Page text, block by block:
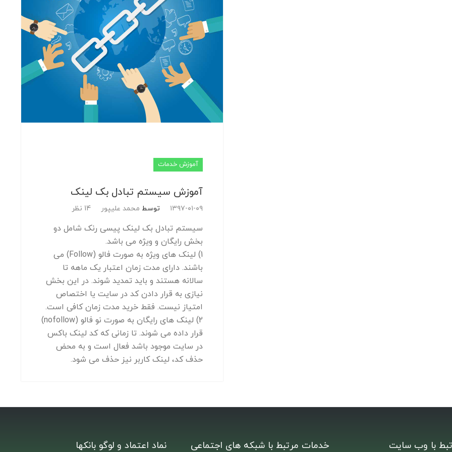
آموزش خدمات
آموزش سیستم تبادل بک لینک
۱۳۹۷-۰۱-۰۹ توسط محمد علیپور 14 نظر
سیستم تبادل بک لینک پیسی رنک شامل دو
بخش رایگان و ویژه می باشد.
1) لینک های ویژه به صورت فالو (Follow) می
باشند. دارای مدت زمان اعتبار یک ماهه تا
سالانه هستند و باید تمدید شوند. در این بخش
نیازی به قرار دادن کد در سایت یا اختصاص
امتیاز نیست. فقط خرید مدت زمان کافی است.
2) لینک های رایگان به صورت نو فالو (nofollow)
قرار داده می شوند. تا زمانی که کد لینک باکس
در سایت موجود باشد فعال است و به محض
حذف کد، لینک کاربر نیز حذف می شود.
با وب سایت خدمات مرتبط با شبکه های اجتماعی نماد اعتماد و لوگو بانکها